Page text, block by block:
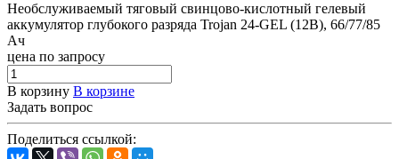
Необслуживаемый тяговый свинцово-кислотный гелевый
аккумулятор глубокого разряда Trojan 24-GEL (12В), 66/77/85
Ач
цена по запросу
В корзину В корзине
Задать вопрос
Поделиться ссылкой: